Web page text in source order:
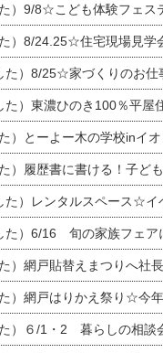
9/8☆こども体験フェスティバル☆一
）8/24.25☆住宅現場見学
）8/25☆家づくりのお仕事
東濃ひのき100％平屋住宅☆木の家
とーよー木の学校inイオンモ
履歴書に書ける！子どもハンド
タルスペース☆イベント情報☆チャイルドア
）6/16 旬の家族フェアに参
網戸貼替えまつりへ社長より
）網戸はりかえ祭り☆今年も
）６/1・2 暮らしの相談会の